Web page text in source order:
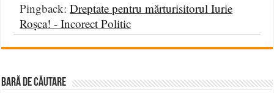
Pingback:Dreptate pentru mărturisitorul Iurie
Roșca! - Incorect Politic
BARĂ DE CĂUTARE